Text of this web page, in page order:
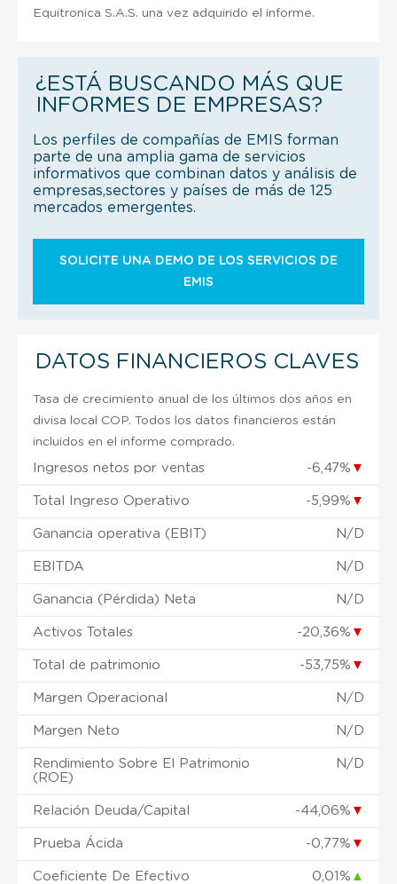
Equitronica S.A.S. una vez adquirido el informe.
¿ESTÁ BUSCANDO MÁS QUE
INFORMES DE EMPRESAS?
Los perfiles de compañías de EMIS forman
parte de una amplia gama de servicios
informativos que combinan datos y análisis de
empresas,sectores y países de más de 125
mercados emergentes.
SOLICITE UNA DEMO DE LOS SERVICIOS DE
EMIS
DATOS FINANCIEROS CLAVES
Tasa de crecimiento anual de los últimos dos años en
divisa local COP. Todos los datos financieros están
incluidos en el informe comprado.
Ingresos netos por ventas -6,47% ▼
Total Ingreso Operativo -5,99% ▼
Ganancia operativa (EBIT) N/D
EBITDA N/D
Ganancia (Pérdida) Neta N/D
Activos Totales -20,36% ▼
Total de patrimonio -53,75% ▼
Margen Operacional N/D
Margen Neto N/D
Rendimiento Sobre El Patrimonio
(ROE)
N/D
Relación Deuda/Capital -44,06% ▼
Prueba Ácida -0,77% ▼
Coeficiente De Efectivo 0,01% ▲